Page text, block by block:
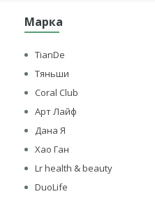
Марка
TianDe
Тяньши
Coral Club
Арт Лайф
Дана Я
Хао Ган
Lr health & beauty
DuoLife